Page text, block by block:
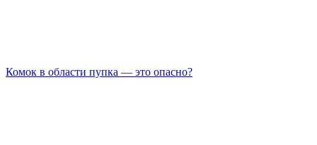
Комок в области пупка — это опасно?